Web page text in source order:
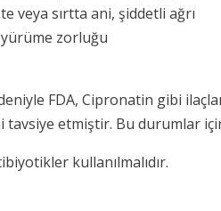
veya sırtta ani, şiddetli ağrı
zorluğu
FDA, Cipronatin gibi
tavsiye etmiştir. Bu durumlar
kullanılmalıdır.